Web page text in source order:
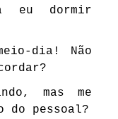
eu dormir
dia! Não
mas me
do pessoal?